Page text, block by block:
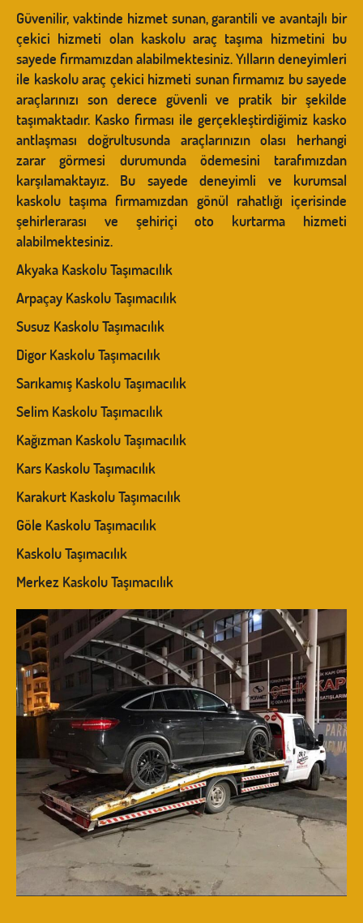
Güvenilir, vaktinde hizmet sunan, garantili ve avantajlı bir
çekici hizmeti olan kaskolu araç taşıma hizmetini bu
sayede firmamızdan alabilmektesiniz. Yılların deneyimleri
ile kaskolu araç çekici hizmeti sunan firmamız bu sayede
araçlarınızı son derece güvenli ve pratik bir şekilde
taşımaktadır. Kasko firması ile gerçekleştirdiğimiz kasko
antlaşması doğrultusunda araçlarınızın olası herhangi
zarar görmesi durumunda ödemesini tarafımızdan
karşılamaktayız. Bu sayede deneyimli ve kurumsal
kaskolu taşıma firmamızdan gönül rahatlığı içerisinde
şehirlerarası ve şehiriçi oto kurtarma hizmeti
alabilmektesiniz.
Akyaka Kaskolu Taşımacılık
Arpaçay Kaskolu Taşımacılık
Susuz Kaskolu Taşımacılık
Digor Kaskolu Taşımacılık
Sarıkamış Kaskolu Taşımacılık
Selim Kaskolu Taşımacılık
Kağızman Kaskolu Taşımacılık
Kars Kaskolu Taşımacılık
Karakurt Kaskolu Taşımacılık
Göle Kaskolu Taşımacılık
Kaskolu Taşımacılık
Merkez Kaskolu Taşımacılık